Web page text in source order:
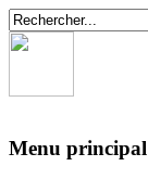
Menu principal